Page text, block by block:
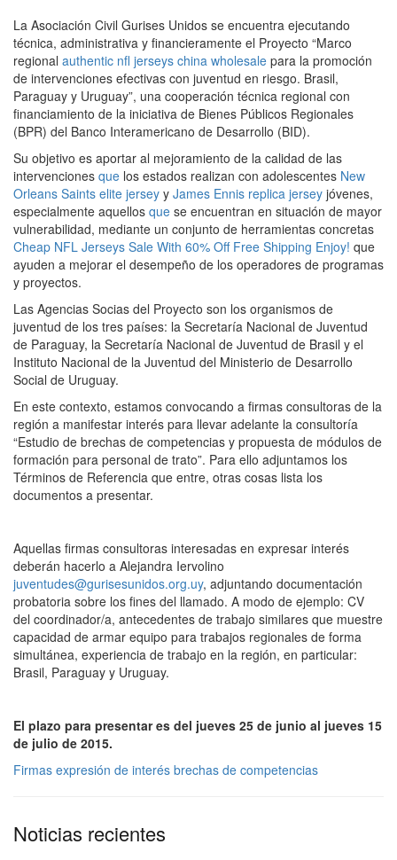
La Asociación Civil Gurises Unidos se encuentra ejecutando
técnica, administrativa y financieramente el Proyecto “Marco
regional authentic nfl jerseys china wholesale para la promoción
de intervenciones efectivas con juventud en riesgo. Brasil,
Paraguay y Uruguay”, una cooperación técnica regional con
financiamiento de la iniciativa de Bienes Públicos Regionales
(BPR) del Banco Interamericano de Desarrollo (BID).
Su objetivo es aportar al mejoramiento de la calidad de las
intervenciones que los estados realizan con adolescentes New
Orleans Saints elite jersey y James Ennis replica jersey jóvenes,
especialmente aquellos que se encuentran en situación de mayor
vulnerabilidad, mediante un conjunto de herramientas concretas
Cheap NFL Jerseys Sale With 60% Off Free Shipping Enjoy! que
ayuden a mejorar el desempeño de los operadores de programas
y proyectos.
Las Agencias Socias del Proyecto son los organismos de
juventud de los tres países: la Secretaría Nacional de Juventud
de Paraguay, la Secretaría Nacional de Juventud de Brasil y el
Instituto Nacional de la Juventud del Ministerio de Desarrollo
Social de Uruguay.
En este contexto, estamos convocando a firmas consultoras de la
región a manifestar interés para llevar adelante la consultoría
“Estudio de brechas de competencias y propuesta de módulos de
formación para personal de trato”. Para ello adjuntamos los
Términos de Referencia que entre, otras cosas lista los
documentos a presentar.
Aquellas firmas consultoras interesadas en expresar interés
deberán hacerlo a Alejandra Iervolino
juventudes@gurisesunidos.org.uy, adjuntando documentación
probatoria sobre los fines del llamado. A modo de ejemplo: CV
del coordinador/a, antecedentes de trabajo similares que muestre
capacidad de armar equipo para trabajos regionales de forma
simultánea, experiencia de trabajo en la región, en particular:
Brasil, Paraguay y Uruguay.
El plazo para presentar es del jueves 25 de junio al jueves 15
de julio de 2015.
Firmas expresión de interés brechas de competencias
Noticias recientes